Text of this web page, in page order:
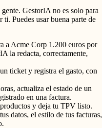
GestorIA no es solo para
ti. Puedes usar buena parte de
a Acme Corp 1.200 euros por
la redacta, correctamente,
ticket y registra el gasto, con
actualiza el estado de un
en una factura.
y deja tu TPV listo.
datos, el estilo de tus facturas,